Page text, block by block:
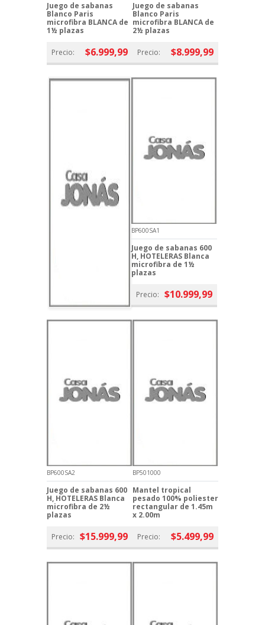
Juego de sabanas
Blanco Paris
microfibra BLANCA de
1½ plazas
Precio: $6.999,99
Juego de sabanas
Blanco Paris
microfibra BLANCA de
2½ plazas
Precio: $8.999,99
BP600SA1
Juego de sabanas 600
H, HOTELERAS Blanca
microfibra de 1½
plazas
Precio: $10.999,99
BP600SA2
Juego de sabanas 600
H, HOTELERAS Blanca
microfibra de 2½
plazas
Precio: $15.999,99
BP501000
Mantel tropical
pesado 100% poliester
rectangular de 1.45m
x 2.00m
Precio: $5.499,99